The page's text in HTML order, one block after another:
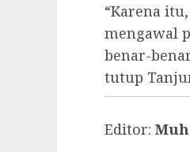
“Karena
mengawal
benar-
tutup
Editor: